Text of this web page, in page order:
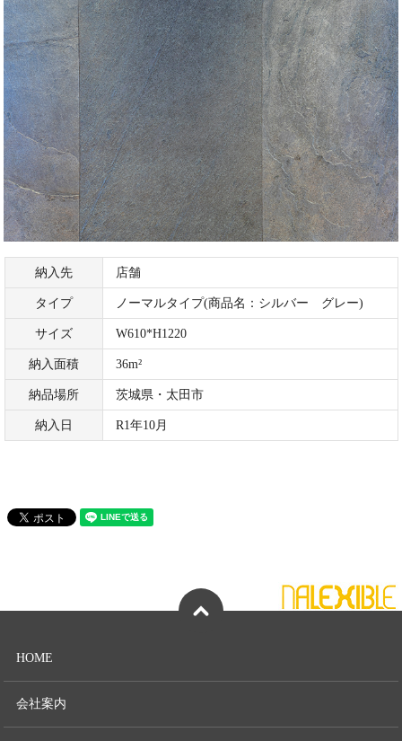
納入先 店舗
タイプ ノーマルタイプ(商品名：シルバー グレー)
サイズ W610*H1220
納入面積 36m²
納品場所 茨城県・太田市
納入日 R1年10月
HOME
会社案内